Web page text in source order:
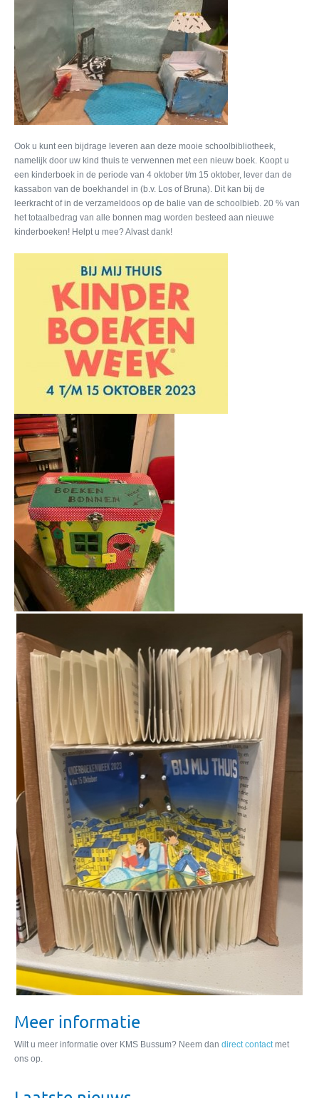
Ook u kunt een bijdrage leveren aan deze mooie schoolbibliotheek,
namelijk door uw kind thuis te verwennen met een nieuw boek. Koopt u
een kinderboek in de periode van 4 oktober t/m 15 oktober, lever dan de
kassabon van de boekhandel in (b.v. Los of Bruna). Dit kan bij de
leerkracht of in de verzameldoos op de balie van de schoolbieb. 20 % van
het totaalbedrag van alle bonnen mag worden besteed aan nieuwe
kinderboeken! Helpt u mee? Alvast dank!
Nieuw schooljaar! Nieuwe schooltijden!
Meer informatie
Wilt u meer informatie over KMS Bussum? Neem dan direct contactmet
ons op.